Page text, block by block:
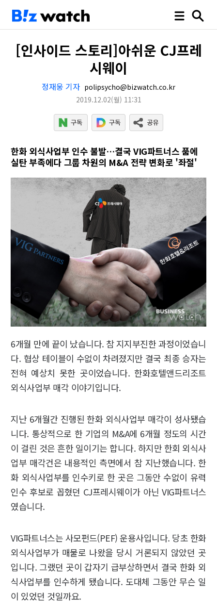
[인사이드 스토리]아쉬운 CJ프레
시웨이
정재웅 기자 polipsycho@bizwatch.co.kr
2019.12.02(월) 11:31
한화 외식사업부 인수 불발…결국 VIG파트너스 품에
실탄 부족에다 그룹 차원의 M&A 전략 변화로 '좌절'
6개월 만에 끝이 났습니다. 참 지지부진한 과정이었습니
다. 협상 테이블이 수없이 차려졌지만 결국 최종 승자는
전혀 예상치 못한 곳이었습니다. 한화호텔앤드리조트
외식사업부 매각 이야기입니다.
지난 6개월간 진행된 한화 외식사업부 매각이 성사됐습
니다. 통상적으로 한 기업의 M&A에 6개월 정도의 시간
이 걸린 것은 흔한 일이기는 합니다. 하지만 한회 외식사
업부 매각건은 내용적인 측면에서 참 지난했습니다. 한
화 외식사업부를 인수키로 한 곳은 그동안 수없이 유력
인수 후보로 꼽혔던 CJ프레시웨이가 아닌 VIG파트너스
였습니다.
VIG파트너스는 사모펀드(PEF) 운용사입니다. 당초 한화
외식사업부가 매물로 나왔을 당시 거론되지 않았던 곳
입니다. 그랬던 곳이 갑자기 급부상하면서 결국 한화 외
식사업부를 인수하게 됐습니다. 도대체 그동안 무슨 일
이 있었던 것일까요.